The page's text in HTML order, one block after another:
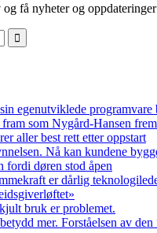
få nyheter og
egenutviklede programvare
som Nygård-Hansen
aller best rett etter oppstart
Nå kan kundene
fordi døren stod åpen
er dårlig
bruk er problemet.
mer. Forståelsen av